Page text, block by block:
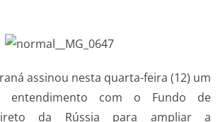
assinou nesta quarta-feira (12) um
entendimento com o Fundo de
da Rússia para ampliar a